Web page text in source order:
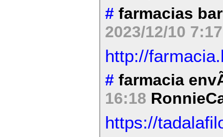
# farmacias
2023/12/10
http://
# farmacia
16:18
https://